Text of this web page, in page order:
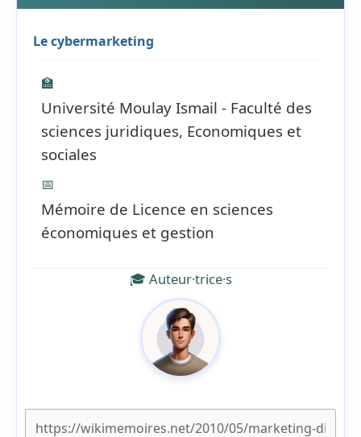
Le cybermarketing
🏫
Université Moulay Ismail - Faculté des
sciences juridiques, Economiques et
sociales
📅
Mémoire de Licence en sciences
économiques et gestion
🎓 Auteur·trice·s